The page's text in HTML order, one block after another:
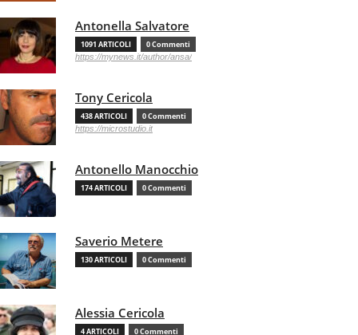
Antonella Salvatore
1091 ARTICOLI 0 Commenti
https://mynews.it/author/ansa/
Tony Cericola
438 ARTICOLI 0 Commenti
https://microstudio.it
Antonello Manocchio
174 ARTICOLI 0 Commenti
Saverio Metere
130 ARTICOLI 0 Commenti
Alessia Cericola
4 ARTICOLI 0 Commenti